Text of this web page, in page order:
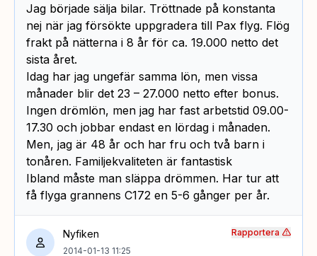
Jag började sälja bilar. Tröttnade på konstanta
nej när jag försökte uppgradera till Pax flyg. Flög
frakt på nätterna i 8 år för ca. 19.000 netto det
sista året.
Idag har jag ungefär samma lön, men vissa
månader blir det 23 – 27.000 netto efter bonus.
Ingen drömlön, men jag har fast arbetstid 09.00-
17.30 och jobbar endast en lördag i månaden.
Men, jag är 48 år och har fru och två barn i
tonåren. Familjekvaliteten är fantastisk
Ibland måste man släppa drömmen. Har tur att
få flyga grannens C172 en 5-6 gånger per år.
Nyfiken
2014-01-13 11:25
Rapportera